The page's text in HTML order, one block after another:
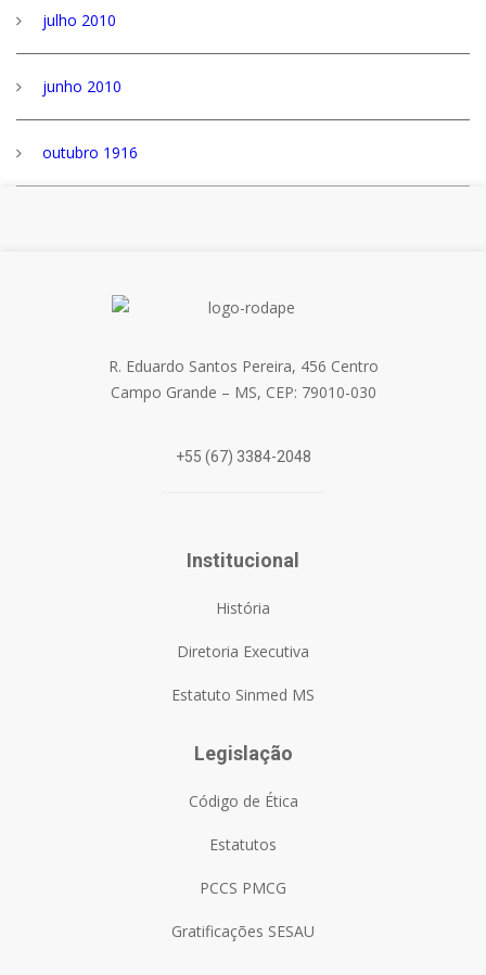
julho 2010
junho 2010
outubro 1916
R. Eduardo Santos Pereira, 456 Centro
Campo Grande – MS, CEP: 79010-030
+55 (67) 3384-2048
Institucional
História
Diretoria Executiva
Estatuto Sinmed MS
Legislação
Código de Ética
Estatutos
PCCS PMCG
Gratificações SESAU